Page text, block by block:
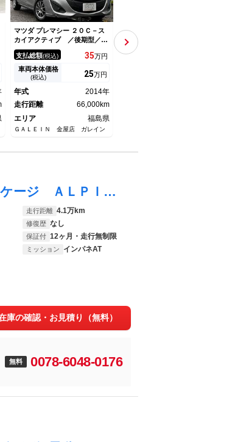
マツダ プレマシー ２０Ｃ－ス
カイアクティブ ／後期型／ナ
ビ／Ｂカメラ／ＴＶ／Ｂｌｕｅ
ｔｏｏｔｈオーディオ／片側電
動／禁煙車／ＤＶＤ再生／ＥＴ
Ｃ／タイミングチェーン／オー
ー／ＭＴモード／社外１５ＡＷ
支払総額(税込) 35万円
車両本体価格
(税込) 25万円
年式
2014年
走行距離
66,000km
エリア
福島県
ＧＡＬＥＩＮ 金屋店 ガレイン
マツダ プレマシー ２０Ｓ ワ
ンオーナー買取車／社外ナビ／
左側パワースライドドア／バッ
支払総額
プレマシー ２０Ｓ－スカイアクティブ Ｌパッケージ ＡＬＰＩＮＥ後席モニター／禁煙車／バックカメラ／ハーフレザーシート／フルセグＴＶ／ＣＤ／ＤＶＤ／ＵＳＢ端子／両側電動スライドドア／ＨＩＤヘッドライト／オートライト／Ｂｌｕｅｔｏｏｔｈ接続／キーレス
走行距離 4.1万km
修復歴 なし
保証付 12ヶ月・走行無制限
ミッション インパネAT
庫の確認・お見積り（無料）
無料 0078-6048-0176